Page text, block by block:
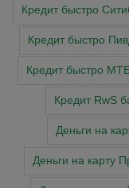
Кредит быстро
Кредит быстро
Кредит быстро
Кредит RwS
Деньги на
Деньги на карту